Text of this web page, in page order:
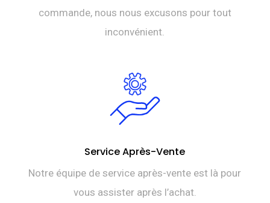
commande, nous nous excusons pour tout
inconvénient.
Service Après-Vente
Notre équipe de service après-vente est là pour
vous assister après l’achat.